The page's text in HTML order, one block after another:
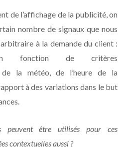
de l’affichage de la publicité, on
nombre de signaux que nous
à la demande du client :
fonction de critères
de la météo, de l’heure de la
à des variations dans le but
être utilisés pour ces
contextuelles aussi ?